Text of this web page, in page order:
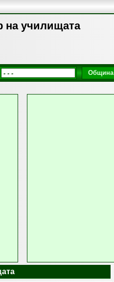
на училищата
Община